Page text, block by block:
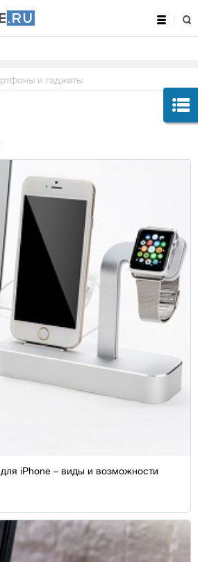
и гаджеты
iPhone – виды и возможности